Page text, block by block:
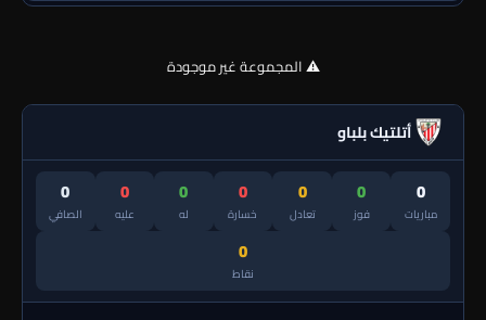
⚠️ المجموعة غير موجودة
أتلتيك بلباو
0
مباريات
0
فوز
0
تعادل
0
خسارة
0
له
0
عليه
0
الصافي
0
نقاط